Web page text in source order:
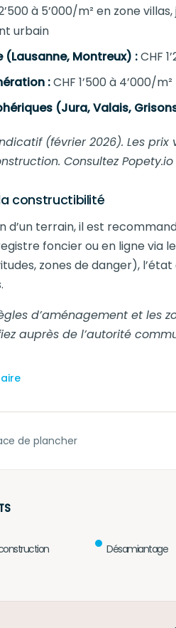
à 5’000/m² en zone
urbain
(Lausanne, Montreux) :CHF
:CHF 1’500 à 4’000/m²
(Jura, Valais,
(février 2026). Les
Consultez
constructibilité
d’un terrain, il est
foncier ou en ligne via
zones de danger),
d’aménagement et les
auprès de l’autorité
de plancher
Désamiantage